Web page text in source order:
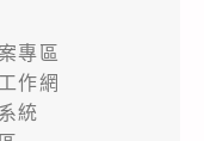
專區
作網
統